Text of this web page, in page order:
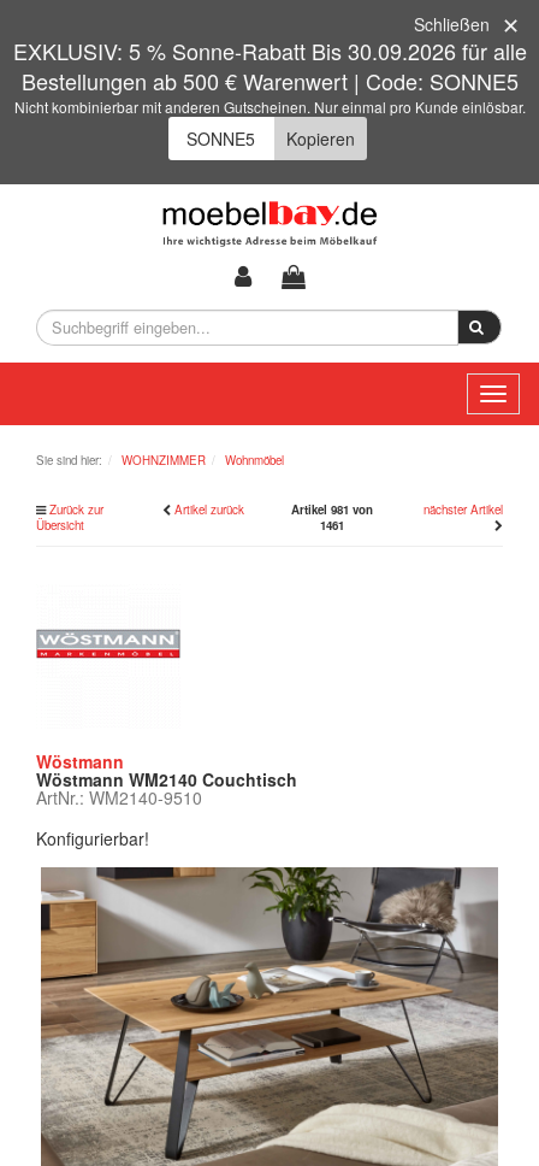
EXKLUSIV: 5 % Sonne-Rabatt Bis 30.09.2026 für alle
Bestellungen ab 500 € Warenwert | Code: SONNE5
Nicht kombinierbar mit anderen Gutscheinen. Nur einmal pro Kunde einlösbar.
Kopieren
Schließen
Sie sind hier: WOHNZIMMER Wohnmöbel
Zurück zur
Übersicht
Artikel zurück
Artikel 981 von
1461
nächster Artikel
Wöstmann
Wöstmann WM2140 Couchtisch
ArtNr.: WM2140-9510
Konfigurierbar!